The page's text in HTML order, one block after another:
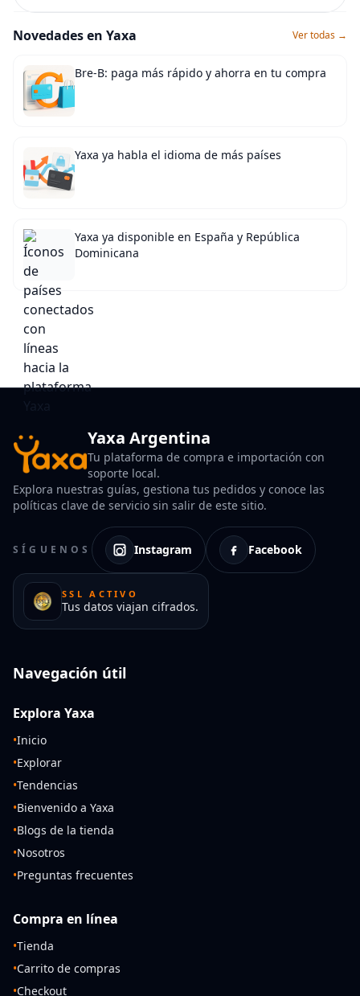
Novedades en Yaxa Ver todas →
Bre-B: paga más rápido y ahorra en tu compra
Yaxa ya habla el idioma de más países
Yaxa ya disponible en España y República
Dominicana
Yaxa Argentina
Tu plataforma de compra e importación con
soporte local.
Explora nuestras guías, gestiona tus pedidos y conoce las
políticas clave de servicio sin salir de este sitio.
SÍGUENOS Instagram Facebook
SSL ACTIVO
Tus datos viajan cifrados.
Navegación útil
Explora Yaxa
•Inicio
•Explorar
•Tendencias
•Bienvenido a Yaxa
•Blogs de la tienda
•Nosotros
•Preguntas frecuentes
Compra en línea
•Tienda
•Carrito de compras
•Checkout